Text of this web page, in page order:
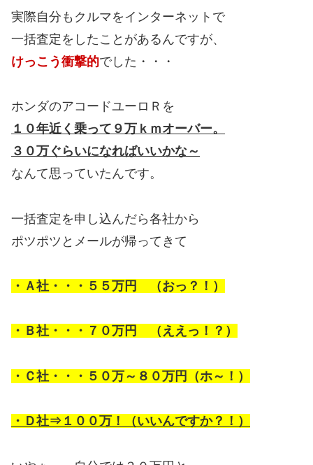
実際自分もクルマをインターネットで
一括査定をしたことがあるんですが、
けっこう衝撃的でした・・・
ホンダのアコードユーロＲを
１０年近く乗って９万ｋｍオーバー。
３０万ぐらいになればいいかな～
なんて思っていたんです。
一括査定を申し込んだら各社から
ポツポツとメールが帰ってきて
・Ａ社・・・５５万円 （おっ？！）
・Ｂ社・・・７０万円 （ええっ！？）
・Ｃ社・・・５０万～８０万円（ホ～！）
・Ｄ社⇒１００万！（いいんですか？！）